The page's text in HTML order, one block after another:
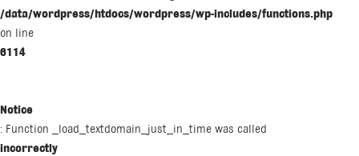
/data/wordpress/htdocs/wordpress/wp-includes/functions.php
on line
6114
Notice
: Function _load_textdomain_just_in_time was called
incorrectly